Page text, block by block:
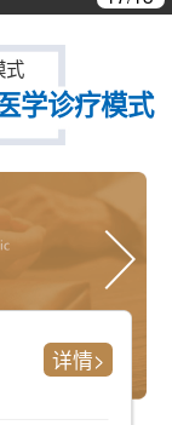
式
学诊疗模式
详情>